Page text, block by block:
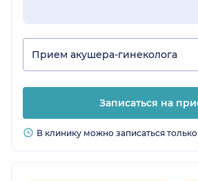
Прием акушера-гинеколога
Записаться на
В клинику можно записаться